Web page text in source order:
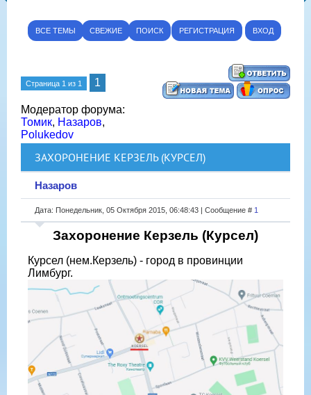
ВСЕ ТЕМЫ СВЕЖИЕ ПОИСК РЕГИСТРАЦИЯ ВХОД
Страница 1 из 1 1
Модератор форума:
Томик, Назаров,
Polukedov
ЗАХОРОНЕНИЕ КЕРЗЕЛЬ (КУРСЕЛ)
Назаров
Дата: Понедельник, 05 Октября 2015, 06:48:43 | Сообщение # 1
Захоронение Керзель (Курсел)
Курсел (нем.Керзель) - город в провинции
Лимбург.